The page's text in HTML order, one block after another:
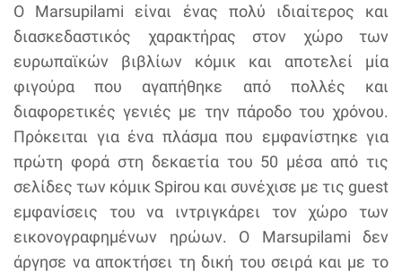
O Marsupilami είναι ένας πολύ ιδιαίτερος και
διασκεδαστικός χαρακτήρας στον χώρο των
ευρωπαϊκών βιβλίων κόμικ και αποτελεί μία
φιγούρα που αγαπήθηκε από πολλές και
διαφορετικές γενιές με την πάροδο του χρόνου.
Πρόκειται για ένα πλάσμα που εμφανίστηκε για
πρώτη φορά στη δεκαετία του 50 μέσα από τις
σελίδες των κόμικ Spirou και συνέχισε με τις guest
εμφανίσεις του να ιντριγκάρει τον χώρο των
εικονογραφημένων ηρώων. Ο Marsupilami δεν
άργησε να αποκτήσει τη δική του σειρά και με το